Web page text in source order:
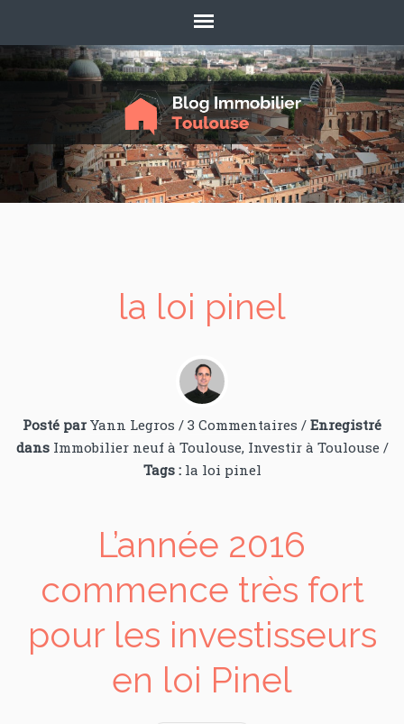
la loi pinel
Posté par Yann Legros / 3 Commentaires / Enregistré
dans Immobilier neuf à Toulouse, Investir à Toulouse /
Tags : la loi pinel
L’année 2016
commence très fort
pour les investisseurs
en loi Pinel